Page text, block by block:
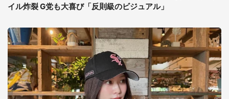
イル炸裂 G党も大喜び「反則級のビジュアル」